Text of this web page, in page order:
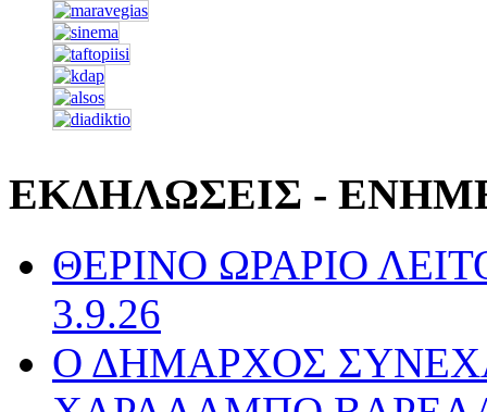
ΕΚΔΗΛΩΣΕΙΣ -
ΘΕΡΙΝΟ ΩΡΑΡΙΟ
3.9.26
Ο ΔΗΜΑΡΧΟΣ